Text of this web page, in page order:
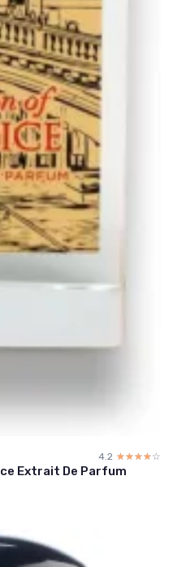
4.2 ☆☆☆☆☆
★★★★★
Extrait De Parfum